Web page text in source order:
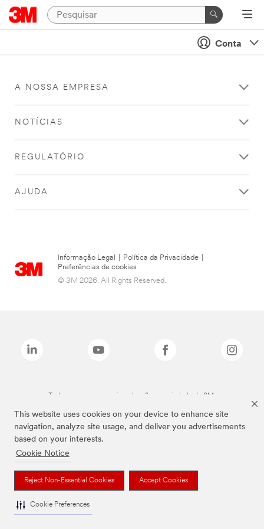
This website uses cookies on your device to enhance site
navigation, analyze site usage, and deliver you advertisements
based on your interests.
Cookie Notice
Reject Non-Essential Cookies Accept Cookies
Cookie Preferences
Conta
A NOSSA EMPRESA
NOTÍCIAS
REGULATÓRIO
AJUDA
Informação Legal Política da Privacidade
Preferências de cookies
© 3M 2026. All Rights Reserved.
Todas as marcas mencionadas são propriedade da 3M.